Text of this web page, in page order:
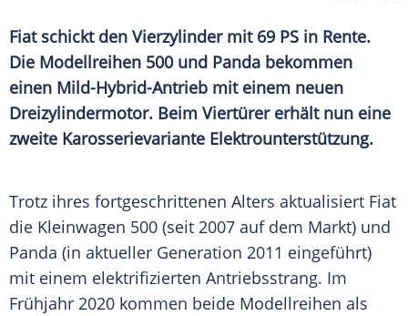
Fiatschickt den Vierzylindermit 69 PS in Rente.
Die Modellreihen 500 und Panda bekommen
einen Mild-Hybrid-Antrieb mit einem neuen
Dreizylindermotor. Beim Viertürer erhält nun eine
zweite Karosserievariante Elektrounterstützung.
Trotz ihres fortgeschrittenen Alters aktualisiert Fiat
die Kleinwagen 500 (seit 2007 auf dem Markt) und
Panda (in aktueller Generation 2011 eingeführt)
mit einem elektrifizierten Antriebsstrang. Im
Frühjahr 2020 kommen beide Modellreihen als